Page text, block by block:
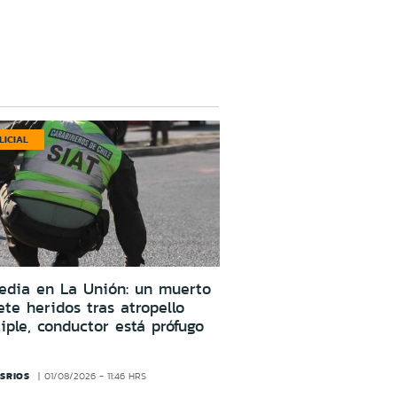
en La Unión: un muerto
heridos tras atropello
conductor está prófugo
01/08/2026 - 11:46 HRS